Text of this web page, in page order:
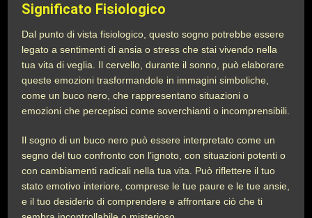
Significato Fisiologico
Dal punto di vista fisiologico, questo sogno potrebbe essere
legato a sentimenti di ansia o stress che stai vivendo nella
tua vita di veglia. Il cervello, durante il sonno, può elaborare
queste emozioni trasformandole in immagini simboliche,
come un buco nero, che rappresentano situazioni o
emozioni che percepisci come soverchianti o incomprensibili.
Il sogno di un buco nero può essere interpretato come un
segno del tuo confronto con l’ignoto, con situazioni potenti o
con cambiamenti radicali nella tua vita. Può riflettere il tuo
stato emotivo interiore, comprese le tue paure e le tue ansie,
e il tuo desiderio di comprendere e affrontare ciò che ti